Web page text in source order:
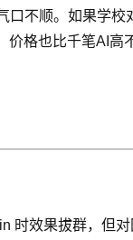
不顺。如果学
格也比千笔AI高
时效果拔群，但